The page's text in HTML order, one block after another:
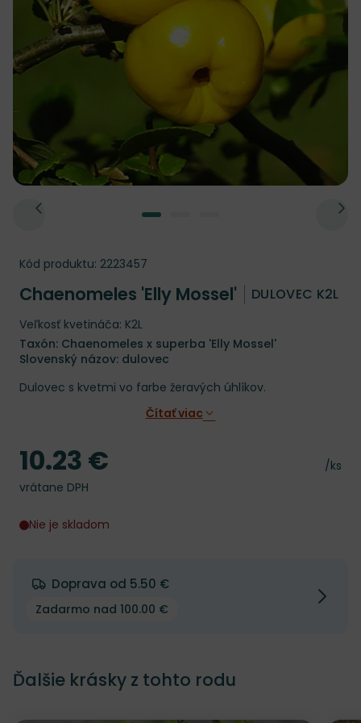
Kód produktu: 2223457
Chaenomeles 'Elly Mossel' DULOVEC K2L
Veľkosť kvetináča: K2L
Taxón: Chaenomeles x superba 'Elly Mossel'
Slovenský názov: dulovec
Dulovec s kvetmi vo farbe žeravých úhlíkov.
Čítať viac
Cena
/ks
Cena
10.23 €
vrátane DPH
Nie je skladom
Doprava od 5.50 €
Zadarmo nad 100.00 €
Ďalšie krásky z tohto rodu